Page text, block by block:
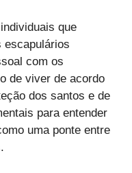
que
escapulários
com os
de viver de acordo
dos santos e de
para entender
uma ponte entre